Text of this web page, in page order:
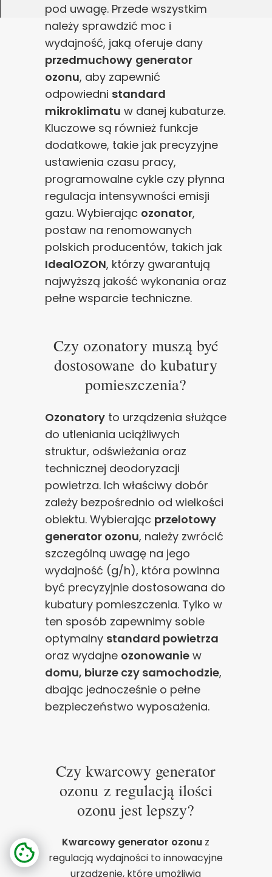
pod uwagę. Przede wszystkim
należy sprawdzić moc i
wydajność, jaką oferuje dany
przedmuchowy generator
ozonu, aby zapewnić
odpowiedni standard
mikroklimatu w danej kubaturze.
Kluczowe są również funkcje
dodatkowe, takie jak precyzyjne
ustawienia czasu pracy,
programowalne cykle czy płynna
regulacja intensywności emisji
gazu. Wybierając ozonator,
postaw na renomowanych
polskich producentów, takich jak
IdealOZON, którzy gwarantują
najwyższą jakość wykonania oraz
pełne wsparcie techniczne.
Czy ozonatory muszą być
dostosowane do kubatury
pomieszczenia?
Ozonatory to urządzenia służące
do utleniania uciążliwych
struktur, odświeżania oraz
technicznej deodoryzacji
powietrza. Ich właściwy dobór
zależy bezpośrednio od wielkości
obiektu. Wybierając przelotowy
generator ozonu, należy zwrócić
szczególną uwagę na jego
wydajność (g/h), która powinna
być precyzyjnie dostosowana do
kubatury pomieszczenia. Tylko w
ten sposób zapewnimy sobie
optymalny standard powietrza
oraz wydajne ozonowanie w
domu, biurze czy samochodzie,
dbając jednocześnie o pełne
bezpieczeństwo wyposażenia.
Czy kwarcowy generator
ozonu z regulacją ilości
ozonu jest lepszy?
Kwarcowy generator ozonu z
regulacją wydajności to innowacyjne
urządzenie, które umożliwia